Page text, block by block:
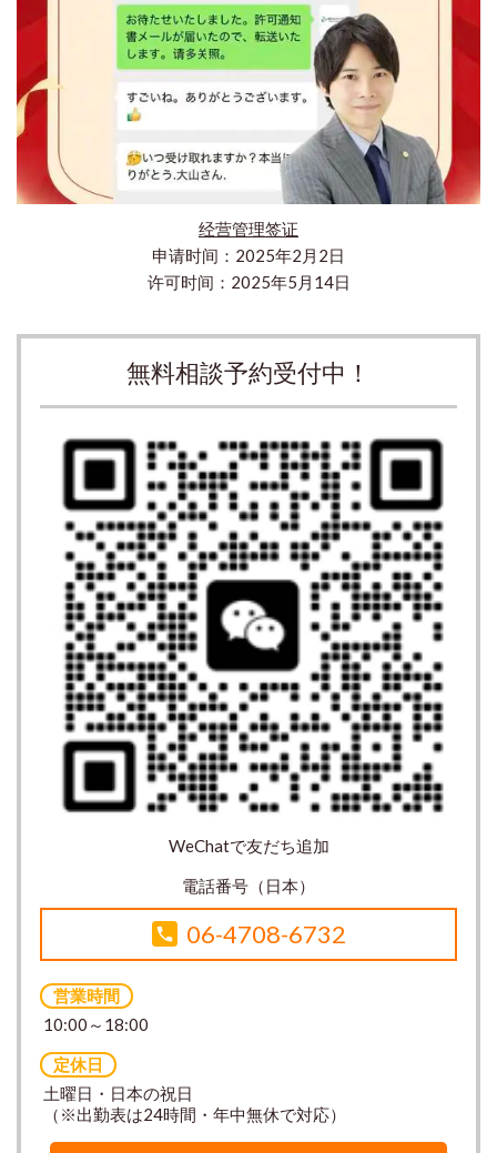
经营管理签证
申请时间：2025年2月2日
许可时间：2025年5月14日
無料相談予約受付中！
WeChatで友だち追加
電話番号（日本）
06-4708-6732
営業時間
10:00～18:00
定休日
土曜日・日本の祝日
（※出勤表は24時間・年中無休で対応）